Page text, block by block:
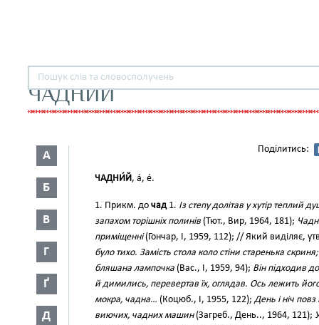
ЧАДНИЙ
А
Б
В
Г
Ґ
Д
Поділитись:
ЧАДНИ́Й, а́, е́.
1. Прикм. до чад1. Із степу долітав у хутір теплий
запахом торішніх полинів (Тют., Вир, 1964, 181);
приміщенні(Гончар, І, 1959, 112); // Який виділяє,
було тихо. Замість стола коло стіни старенька
бляшана лампочка (Вас., І, 1959, 94); Він підходив
й димились, перевертав їх, оглядав. Ось лежить
мокра, чадна… (Коцюб., І, 1955, 122);День і ніч
виючих, чадних машин(Загреб., День.., 1964, 121);